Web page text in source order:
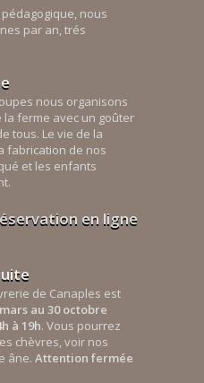
nous
par an, trés
nous organisons
la ferme avec un goûter
tous. Le vie de la
fabrication de nos
et les enfants
en ligne
de Canaples est
au 30 octobre
à 19h. Vous pourrez
chèvres, voir nos
âne. Attention fermée